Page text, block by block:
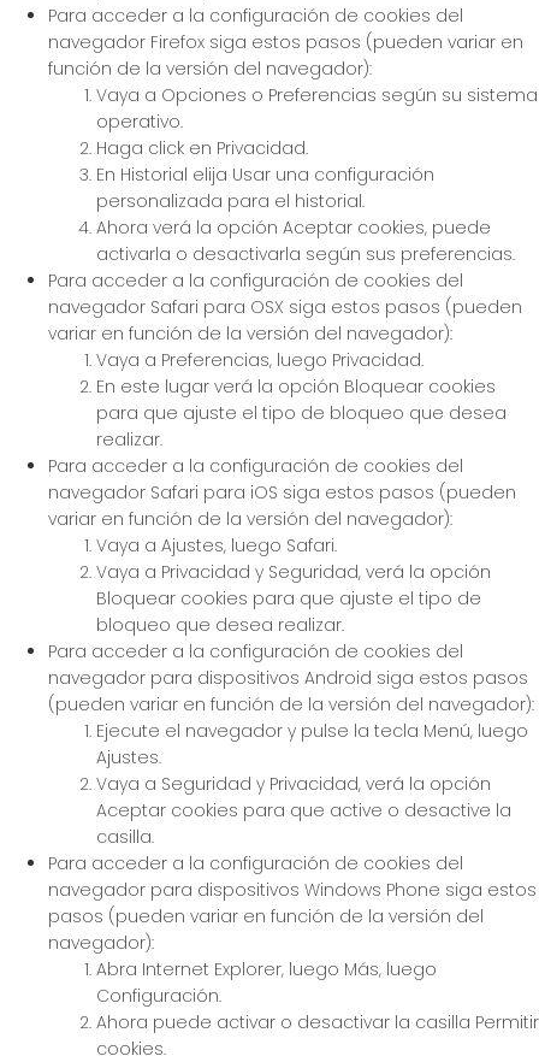
Para acceder a la configuración de cookies del
navegador Firefox siga estos pasos (pueden variar en
función de la versión del navegador):
Vaya a Opciones o Preferencias según su sistema
operativo.
Haga click en Privacidad.
En Historial elija Usar una configuración
personalizada para el historial.
Ahora verá la opción Aceptar cookies, puede
activarla o desactivarla según sus preferencias.
Para acceder a la configuración de cookies del
navegador Safari para OSX siga estos pasos (pueden
variar en función de la versión del navegador):
Vaya a Preferencias, luego Privacidad.
En este lugar verá la opción Bloquear cookies
para que ajuste el tipo de bloqueo que desea
realizar.
Para acceder a la configuración de cookies del
navegador Safari para iOS siga estos pasos (pueden
variar en función de la versión del navegador):
Vaya a Ajustes, luego Safari.
Vaya a Privacidad y Seguridad, verá la opción
Bloquear cookies para que ajuste el tipo de
bloqueo que desea realizar.
Para acceder a la configuración de cookies del
navegador para dispositivos Android siga estos pasos
(pueden variar en función de la versión del navegador):
Ejecute el navegador y pulse la tecla Menú, luego
Ajustes.
Vaya a Seguridad y Privacidad, verá la opción
Aceptar cookies para que active o desactive la
casilla.
Para acceder a la configuración de cookies del
navegador para dispositivos Windows Phone siga estos
pasos (pueden variar en función de la versión del
navegador):
Abra Internet Explorer, luego Más, luego
Configuración.
Ahora puede activar o desactivar la casilla Permitir
cookies.